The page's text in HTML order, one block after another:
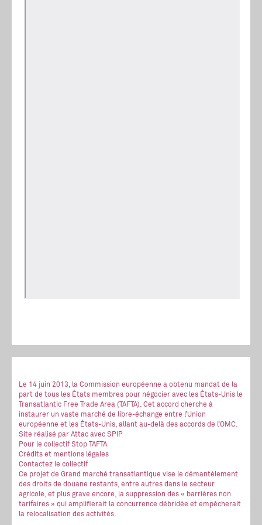
Le 14 juin 2013, la Commission européenne a obtenu mandat de la
part de tous les États membres pour négocier avec les États-Unis le
Transatlantic Free Trade Area (TAFTA). Cet accord cherche à
instaurer un vaste marché de libre-échange entre l’Union
européenne et les États-Unis, allant au-delà des accords de l’OMC.
Site réalisé par Attac avec SPIP
Pour le collectif Stop TAFTA
Crédits et mentions légales
Contactez le collectif
Ce projet de Grand marché transatlantique vise le démantèlement
des droits de douane restants, entre autres dans le secteur
agricole, et plus grave encore, la suppression des « barrières non
tarifaires » qui amplifierait la concurrence débridée et empêcherait
la relocalisation des activités.